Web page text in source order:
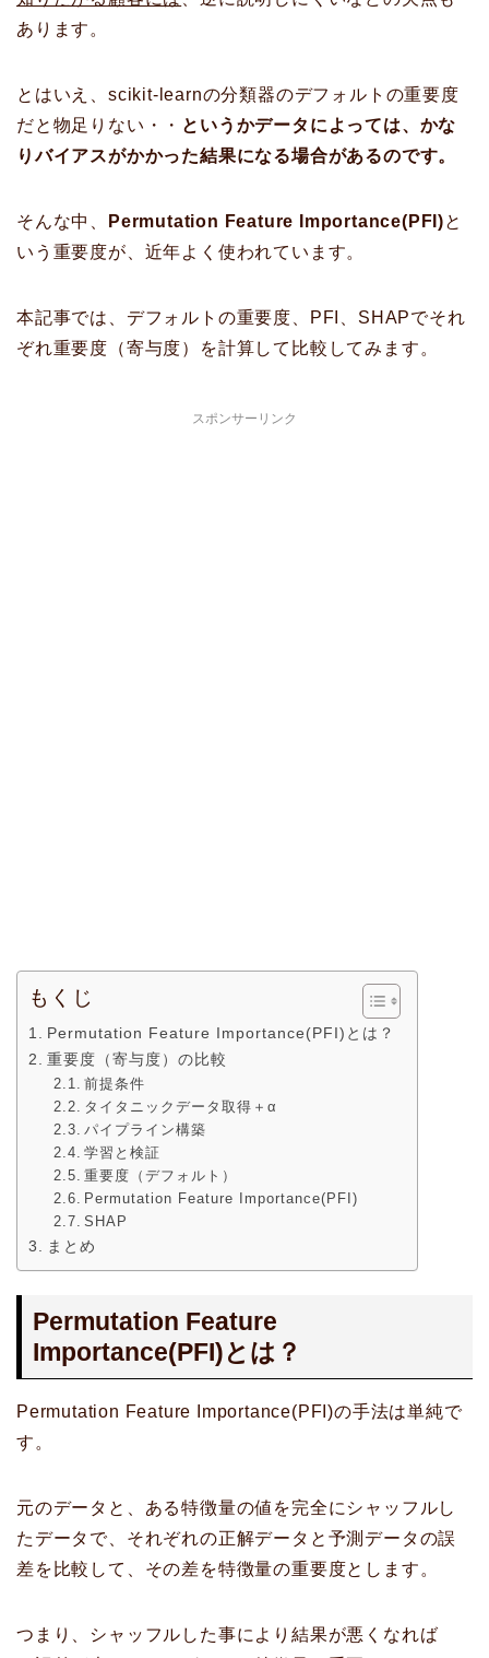
あります。
とはいえ、scikit-learnの分類器のデフォルトの重要度
だと物足りない・・ というかデータによっては、かな
りバイアスがかかった結果になる場合があるのです。
そんな中、 Permutation Feature Importance(PFI)と
いう重要度が、近年よく使われています。
本記事では、デフォルトの重要度、PFI、SHAPでそれ
ぞれ重要度（寄与度）を計算して比較してみます。
スポンサーリンク
もくじ
Permutation Feature Importance(PFI)とは？
重要度（寄与度）の比較
前提条件
タイタニックデータ取得＋α
パイプライン構築
学習と検証
重要度（デフォルト）
Permutation Feature Importance(PFI)
SHAP
まとめ
Permutation Feature
Importance(PFI)とは？
Permutation Feature Importance(PFI)の手法は単純で
す。
元のデータと、ある特徴量の値を完全にシャッフルし
たデータで、それぞれの正解データと予測データの誤
差を比較して、その差を特徴量の重要度とします。
つまり、シャッフルした事により結果が悪くなれば